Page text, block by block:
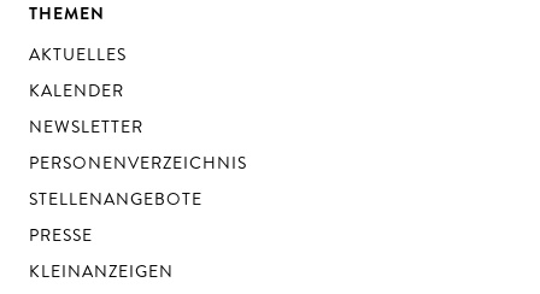
THEMEN
AKTUELLES
KALENDER
NEWSLETTER
PERSONENVERZEICHNIS
STELLENANGEBOTE
PRESSE
KLEINANZEIGEN